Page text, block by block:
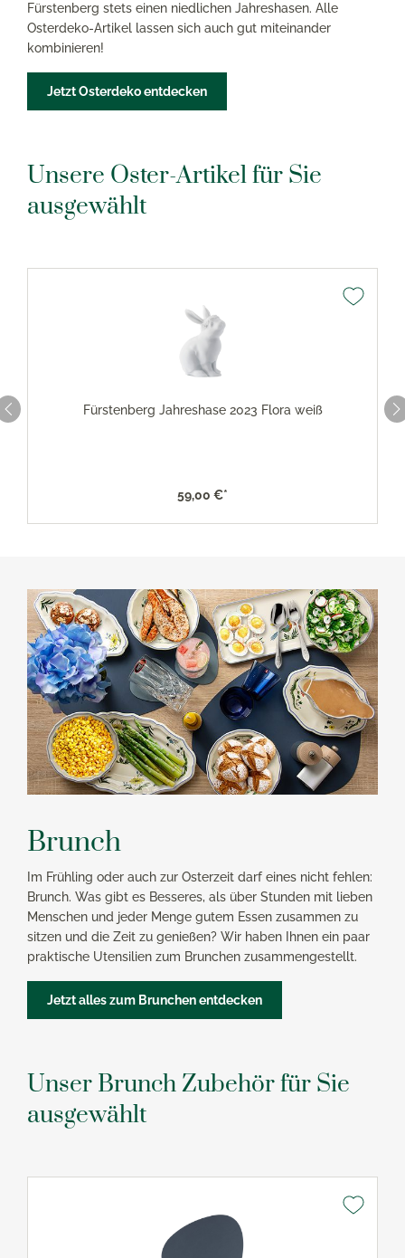
Fürstenberg stets einen niedlichen Jahreshasen. Alle
Osterdeko-Artikel lassen sich auch gut miteinander
kombinieren!
Jetzt Osterdeko entdecken
Unsere Oster-Artikel für Sie
ausgewählt
Fürstenberg Jahreshase 2023 Flora weiß
59,00 €*
Brunch
Im Frühling oder auch zur Osterzeit darf eines nicht fehlen:
Brunch. Was gibt es Besseres, als über Stunden mit lieben
Menschen und jeder Menge gutem Essen zusammen zu
sitzen und die Zeit zu genießen? Wir haben Ihnen ein paar
praktische Utensilien zum Brunchen zusammengestellt.
Jetzt alles zum Brunchen entdecken
Unser Brunch Zubehör für Sie
ausgewählt